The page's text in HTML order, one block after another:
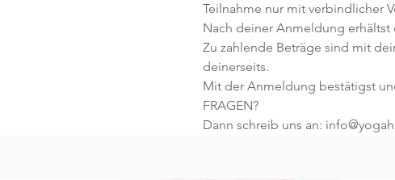
Teilnahme nur mit verbindlicher
Nach deiner Anmeldung
Zu zahlende Beträge sind mit
deinerseits.
Mit der Anmeldung bestätigst
FRAGEN?
Dann schreib uns an: